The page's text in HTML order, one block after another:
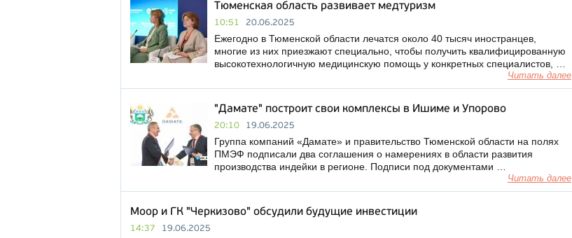
Тюменская область развивает медтуризм
10:51 20.06.2025
Ежегодно в Тюменской области лечатся около 40 тысяч иностранцев,
многие из них приезжают специально, чтобы получить квалифицированную
высокотехнологичную медицинскую помощь у конкретных специалистов, …
Читать далее
"Дамате" построит свои комплексы в Ишиме и Упорово
20:10 19.06.2025
Группа компаний «Дамате» и правительство Тюменской области на полях
ПМЭФ подписали два соглашения о намерениях в области развития
производства индейки в регионе. Подписи под документами …
Читать далее
Моор и ГК "Черкизово" обсудили будущие инвестиции
14:37 19.06.2025